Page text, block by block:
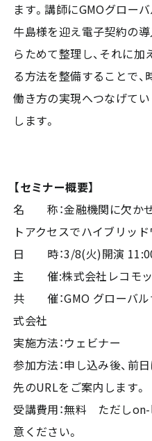
ます。講師にGMOグロー
牛島様を迎え電子契約の
らためて整理し、それに
る方法を整備することで
働き方の実現へつなげて
します。
【セミナー概要】
名 称：金融機関に欠か
トアクセスでハイブリッ
日 時：3/8(火)開演
主 催:株式会社レコモ
共 催：GMO グローバル
式会社
実施方法：ウェビナー
参加方法：申し込み後、前
先のURLをご案内します。
受講費用：無料 ただし
意ください。